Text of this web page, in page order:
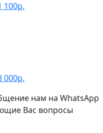
100р.
000р.
нам на WhatsApp
Вас вопросы